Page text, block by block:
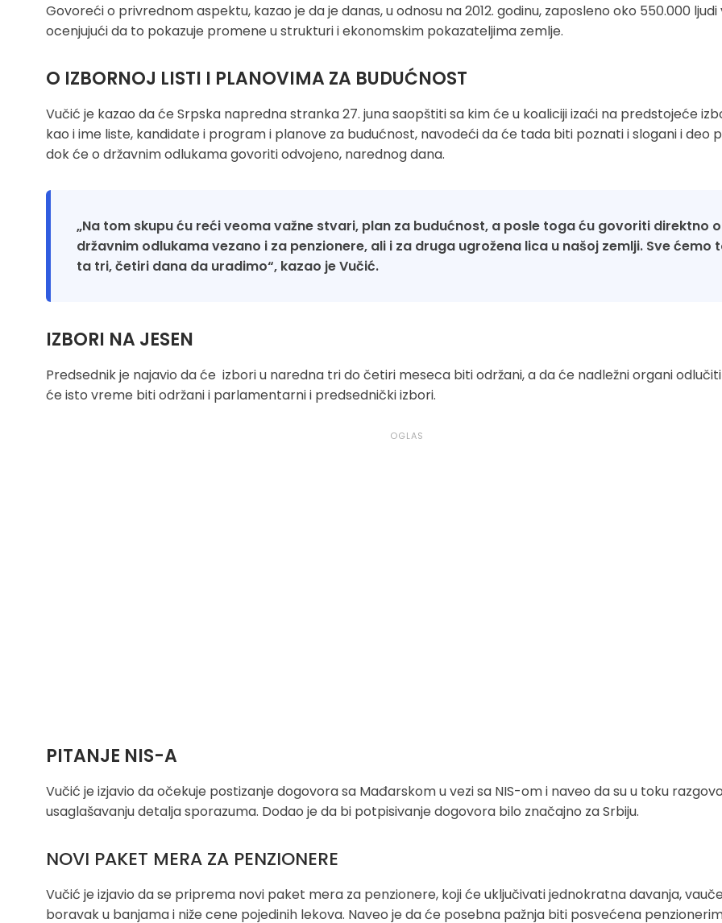
Govoreći o privrednom aspektu, kazao je da je danas, u odnosu na 2012. godinu, zaposleno oko 550.000 ljudi
ocenjujući da to pokazuje promene u strukturi i ekonomskim pokazateljima zemlje.
O IZBORNOJ LISTI I PLANOVIMA ZA BUDUĆNOST
Vučić je kazao da će Srpska napredna stranka 27. juna saopštiti sa kim će u koaliciji izaći na predstojeće
kao i ime liste, kandidate i program i planove za budućnost, navodeći da će tada biti poznati i slogani i deo
dok će o državnim odlukama govoriti odvojeno, narednog dana.
„Na tom skupu ću reći veoma važne stvari, plan za budućnost, a posle toga ću govoriti direktno o
državnim odlukama vezano i za penzionere, ali i za druga ugrožena lica u našoj zemlji. Sve ćemo
ta tri, četiri dana da uradimo“, kazao je Vučić.
IZBORI NA JESEN
Predsednik je najavio da će izbori u naredna tri do četiri meseca biti održani, a da će nadležni organi
će isto vreme biti održani i parlamentarni i predsednički izbori.
PITANJE NIS-A
Vučić je izjavio da očekuje postizanje dogovora sa Mađarskom u vezi sa NIS-om i naveo da su u toku
usaglašavanju detalja sporazuma. Dodao je da bi potpisivanje dogovora bilo značajno za Srbiju.
NOVI PAKET MERA ZA PENZIONERE
Vučić je izjavio da se priprema novi paket mera za penzionere, koji će uključivati jednokratna davanja,
boravak u banjama i niže cene pojedinih lekova. Naveo je da će posebna pažnja biti posvećena